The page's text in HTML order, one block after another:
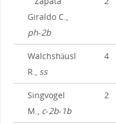
Giraldo C.,
ph-2b
Walchshäusl
R., ss
4
Singvogel
M., c-2b- 1b
2